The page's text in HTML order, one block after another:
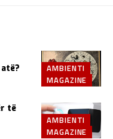
AMBIENTI
MAGAZINE
AMBIENTI
MAGAZINE
të